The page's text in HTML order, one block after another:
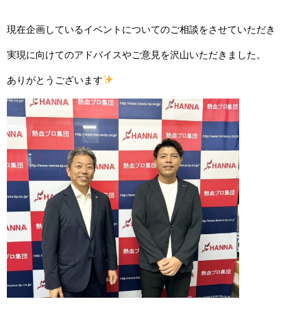
現在企画しているイベントについてのご相談をさせていただき
実現に向けてのアドバイスやご意見を沢山いただきました。
ありがとうございます